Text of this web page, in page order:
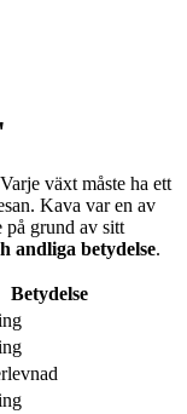
växt måste ha ett
Kava var en av
på grund av sitt
andliga betydelse.
Betydelse